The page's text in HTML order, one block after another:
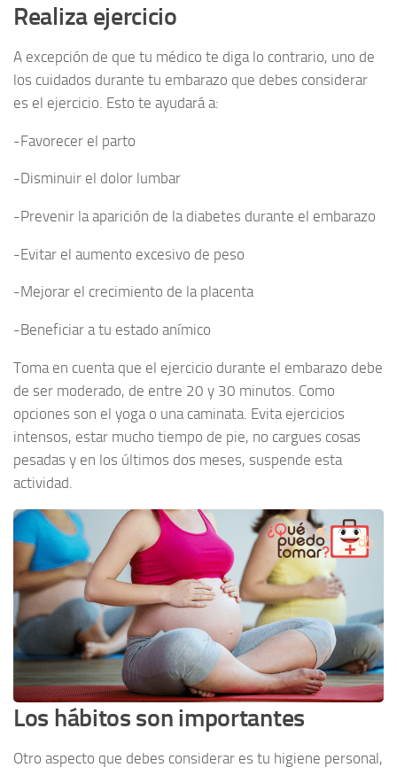
Realiza ejercicio
A excepción de que tu médico te diga lo contrario, uno de
los cuidados durante tu embarazo que debes considerar
es el ejercicio. Esto te ayudará a:
-Favorecer el parto
-Disminuir el dolor lumbar
-Prevenir la aparición de la diabetes durante el embarazo
-Evitar el aumento excesivo de peso
-Mejorar el crecimiento de la placenta
-Beneficiar a tu estado anímico
Toma en cuenta que el ejercicio durante el embarazo debe
de ser moderado, de entre 20 y 30 minutos. Como
opciones son el yoga o una caminata. Evita ejercicios
intensos, estar mucho tiempo de pie, no cargues cosas
pesadas y en los últimos dos meses, suspende esta
actividad.
Los hábitos son importantes
Otro aspecto que debes considerar es tu higiene personal,